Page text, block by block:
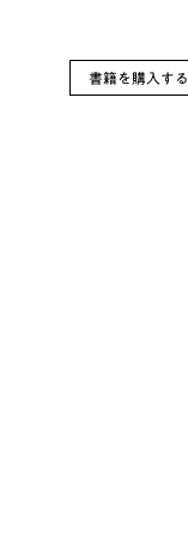
書籍を購入する